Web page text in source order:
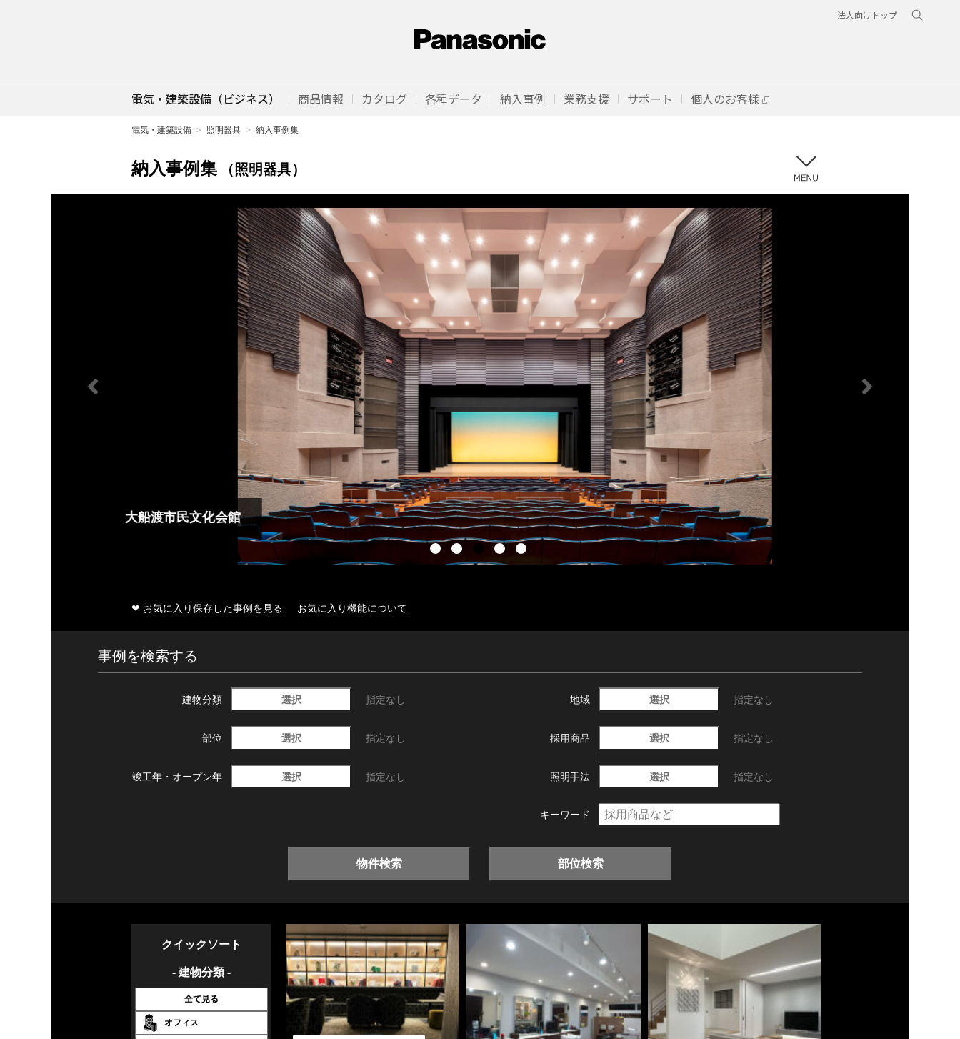
法人向けトップ
電気・建築設備（ビジネス） 商品情報 カタログ 各種データ 納入事例 業務支援 サポート 個人のお客様
電気・建築設備 照明器具 納入事例集
納入事例集 （照明器具）
大船渡市民文化会館
❤ お気に入り保存した事例を見る お気に入り機能について
事例を検索する
建物分類 選択 指定なし 地域 選択 指定なし
部位 選択 指定なし 採用商品 選択 指定なし
竣工年・ オープン年 選択 指定なし 照明手法 選択 指定なし
キーワード
物件検索 部位検索
クイックソート
- 建物分類 -
全て見る
オフィス